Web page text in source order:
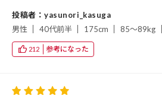
投稿者：yasunori_kasuga
男性
40代前半 175cm 85～89kg
212 参考になった